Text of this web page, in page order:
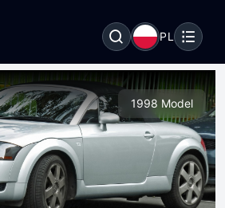
PL
1998 Model